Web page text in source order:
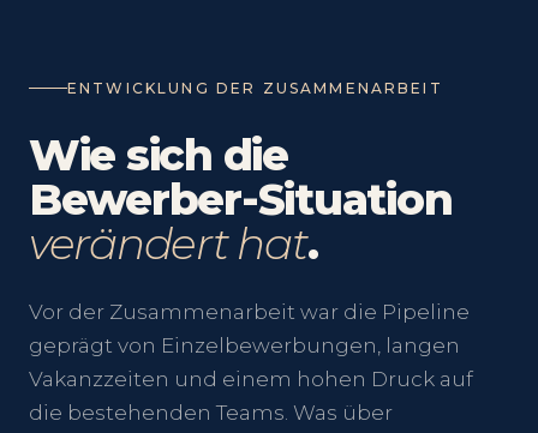
ENTWICKLUNG DER ZUSAMMENARBEIT
Wie sich die
Bewerber-Situation
verändert hat.
Vor der Zusammenarbeit war die Pipeline
geprägt von Einzelbewerbungen, langen
Vakanzzeiten und einem hohen Druck auf
die bestehenden Teams. Was über